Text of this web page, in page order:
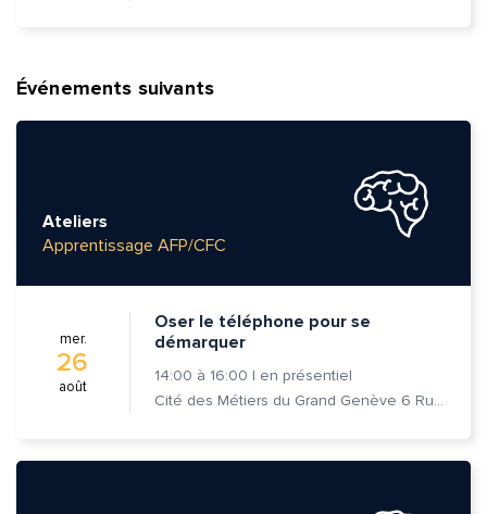
Événements suivants
Ateliers
Apprentissage AFP/CFC
mer.
26
août
Oser le téléphone pour se
démarquer
14:00 à 16:00 | en présentiel
Cité des Métiers du Grand Genève 6 Rue Prévost-Martin 1205 Genève